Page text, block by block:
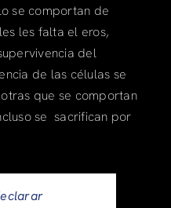
se comportan de
les falta el eros,
del
de las células se
que se comportan
se sacrifican por